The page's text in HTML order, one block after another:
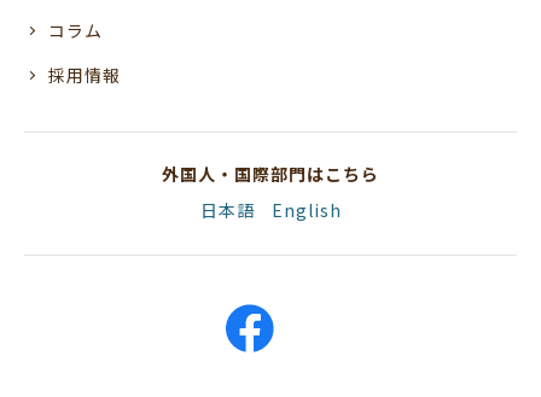
コラム
採用情報
外国人・国際部門はこちら
日本語
English